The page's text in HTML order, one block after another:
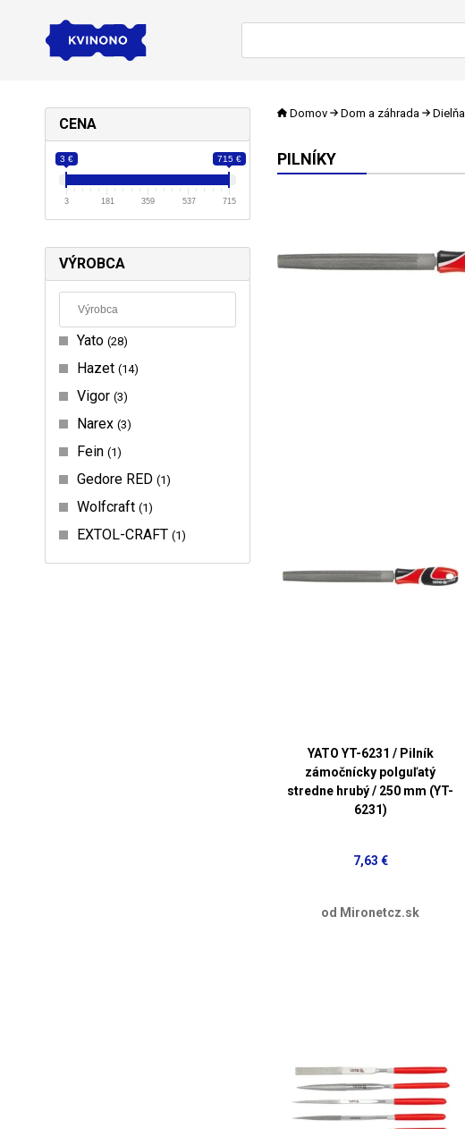
CENA
3 € 715 €
3 181 359 537 715
VÝROBCA
Yato 28
Hazet 14
Vigor 3
Narex 3
Fein 1
Gedore RED 1
Wolfcraft 1
EXTOL-CRAFT 1
Domov Dom a záhrada Dielňa
PILNÍKY
YATO YT-6231 / Pilník
zámočnícky polguľatý
stredne hrubý / 250 mm (YT-
6231)
7,63 €
od Mironetcz.sk